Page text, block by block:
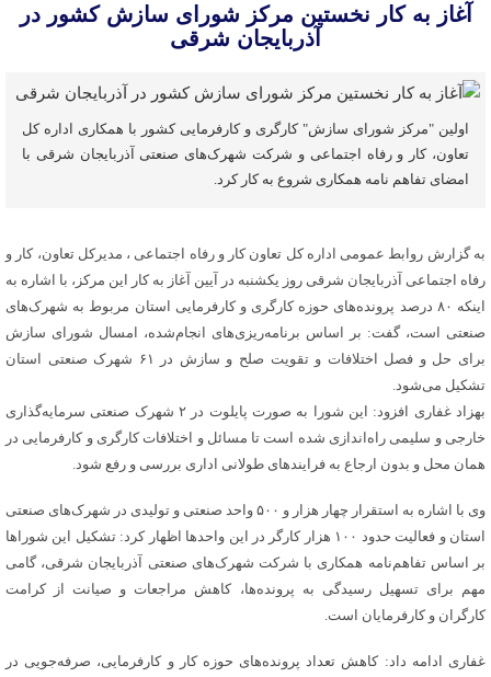
آغاز به کار نخستین مرکز شورای سازش کشور در
آذربایجان شرقی
اولین "مرکز شورای سازش" کارگری و کارفرمایی کشور با همکاری اداره کل
تعاون، کار و رفاه اجتماعی و شرکت شهرک‌های صنعتی آذربایجان شرقی با
امضای تفاهم نامه همکاری شروع به کار کرد.
به گزارش روابط عمومی اداره کل تعاون کار و رفاه اجتماعی ، مدیرکل تعاون، کار و
رفاه اجتماعی آذربایجان شرقی روز یکشنبه در آیین آغاز به کار این مرکز، با اشاره به
اینکه ۸۰ درصد پرونده‌های حوزه کارگری و کارفرمایی استان مربوط به شهرک‌های
صنعتی است، گفت: بر اساس برنامه‌ریزی‌های انجام‌شده، امسال شورای سازش
برای حل و فصل اختلافات و تقویت صلح و سازش در ۶۱ شهرک صنعتی استان
تشکیل می‌شود.
بهزاد غفاری افزود: این شورا به صورت پایلوت در ۲ شهرک صنعتی سرمایه‌گذاری
خارجی و سلیمی راه‌اندازی شده است تا مسائل و اختلافات کارگری و کارفرمایی در
همان محل و بدون ارجاع به فرایندهای طولانی اداری بررسی و رفع شود.
وی با اشاره به استقرار چهار هزار و ۵۰۰ واحد صنعتی و تولیدی در شهرک‌های صنعتی
استان و فعالیت حدود ۱۰۰ هزار کارگر در این واحدها اظهار کرد: تشکیل این شوراها
بر اساس تفاهم‌نامه همکاری با شرکت شهرک‌های صنعتی آذربایجان شرقی، گامی
مهم برای تسهیل رسیدگی به پرونده‌ها، کاهش مراجعات و صیانت از کرامت
کارگران و کارفرمایان است.
غفاری ادامه داد: کاهش تعداد پرونده‌های حوزه کار و کارفرمایی، صرفه‌جویی در